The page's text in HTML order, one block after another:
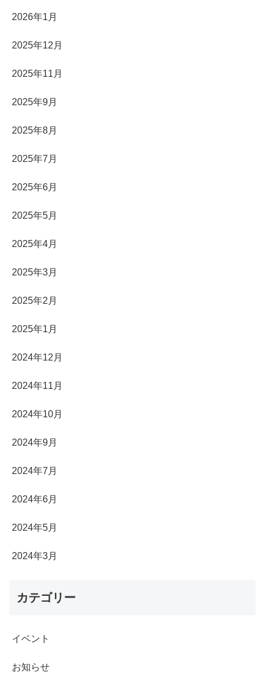
2026年1月
2025年12月
2025年11月
2025年9月
2025年8月
2025年7月
2025年6月
2025年5月
2025年4月
2025年3月
2025年2月
2025年1月
2024年12月
2024年11月
2024年10月
2024年9月
2024年7月
2024年6月
2024年5月
2024年3月
カテゴリー
イベント
お知らせ